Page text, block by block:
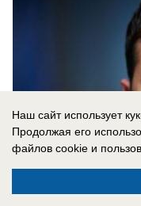
Наш сайт использует
Продолжая его
файлов cookie и